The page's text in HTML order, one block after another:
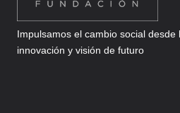
Impulsamos el cambio social desde
innovación y visión de futuro